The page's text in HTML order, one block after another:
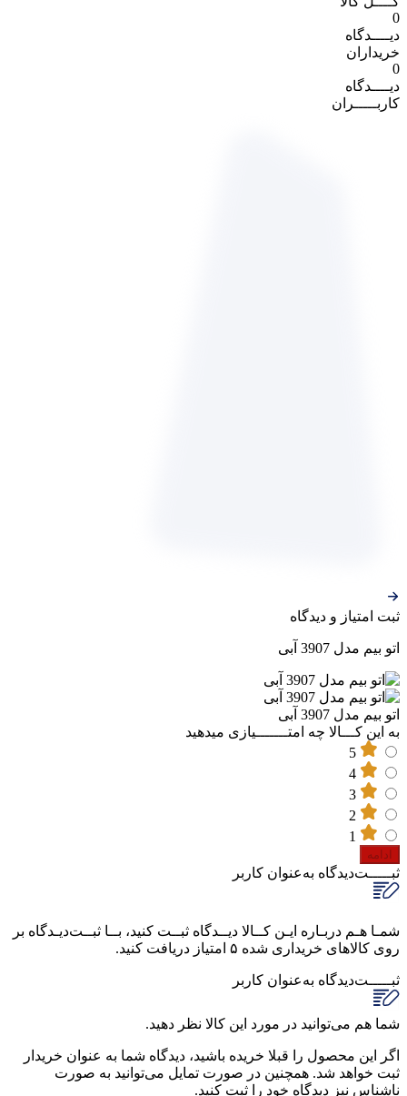
0
دیــــدگاه
خریداران
0
دیــــدگاه
کاربـــــران
ثبت‌ امتیاز‌ و‌ دیدگاه
اتو بیم مدل 3907 آبی
اتو بیم مدل 3907 آبی
به این کـــالا چه امتـــــــیازی میدهید
ادامه
ثبـــــت‌دیدگاه به‌عنوان کاربر
شمـا هـم دربـاره ایـن کــالا دیــدگاه ثبــت کنید، بــا ثبــت‌دیـدگاه بر
روی کالاهای خریداری شده ۵ امتیاز دریافت کنید.
ثبـــــت‌دیدگاه به‌عنوان کاربر
شما هم می‌توانید در مورد این کالا نظر دهید.
اگر این محصول را قبلا خریده باشید، دیدگاه شما به عنوان خریدار
ثبت خواهد شد. همچنین در صورت تمایل می‌توانید به صورت
ناشناس نیز دیدگاه خود را ثبت کنید.